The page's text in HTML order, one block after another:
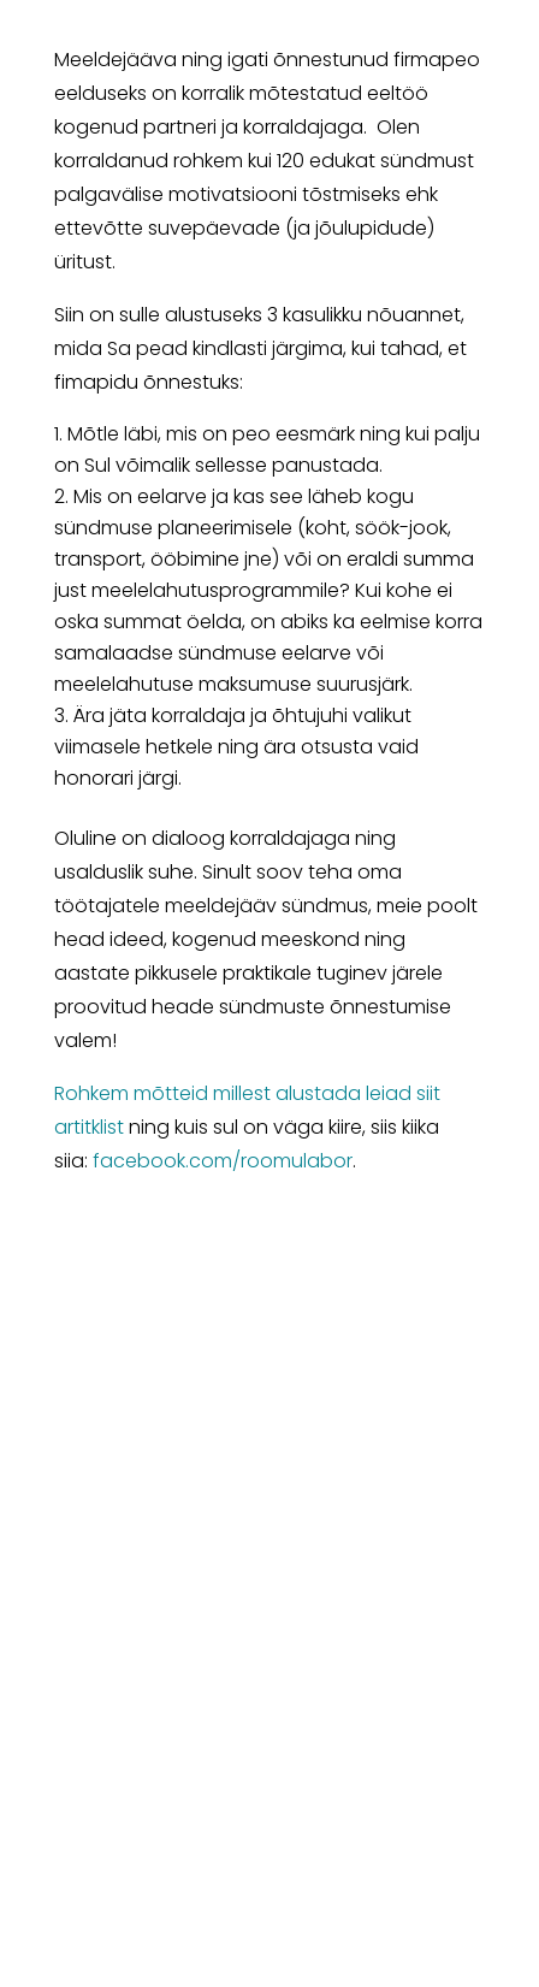
Meeldejääva ning igati õnnestunud firmapeo
eelduseks on korralik mõtestatud eeltöö
kogenud partneri ja korraldajaga. Olen
korraldanud rohkem kui 120 edukat sündmust
palgavälise motivatsiooni tõstmiseks ehk
ettevõtte suvepäevade (ja jõulupidude)
üritust.
Siin on sulle alustuseks 3 kasulikku nõuannet,
mida Sa pead kindlasti järgima, kui tahad, et
fimapidu õnnestuks:
Mõtle läbi, mis on peo eesmärk ning kui palju
on Sul võimalik sellesse panustada.
Mis on eelarve ja kas see läheb kogu
sündmuse planeerimisele (koht, söök-jook,
transport, ööbimine jne) või on eraldi summa
just meelelahutusprogrammile? Kui kohe ei
oska summat öelda, on abiks ka eelmise korra
samalaadse sündmuse eelarve või
meelelahutuse maksumuse suurusjärk.
Ära jäta korraldaja ja õhtujuhi valikut
viimasele hetkele ning ära otsusta vaid
honorari järgi.
Oluline on dialoog korraldajaga ning
usalduslik suhe. Sinult soov teha oma
töötajatele meeldejääv sündmus, meie poolt
head ideed, kogenud meeskond ning
aastate pikkusele praktikale tuginev järele
proovitud heade sündmuste õnnestumise
valem!
Rohkem mõtteid millest alustada leiad siit
artitklistning kuis sul on väga kiire, siis kiika
siia: facebook.com/roomulabor.